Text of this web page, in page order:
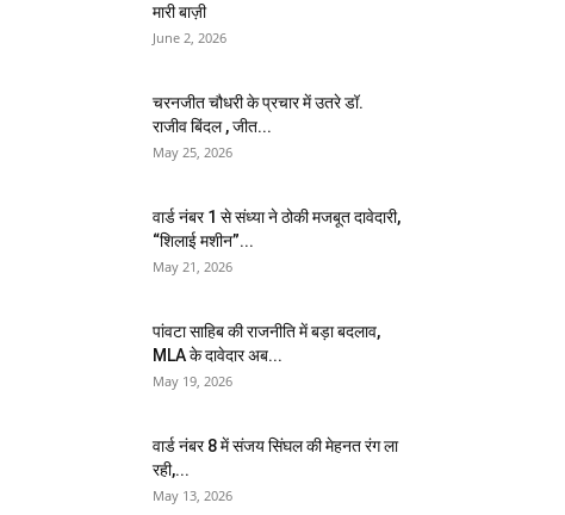
मारी बाज़ी
June 2, 2026
चरनजीत चौधरी के प्रचार में उतरे डॉ.
राजीव बिंदल , जीत...
May 25, 2026
वार्ड नंबर 1 से संध्या ने ठोकी मजबूत दावेदारी,
“शिलाई मशीन”...
May 21, 2026
पांवटा साहिब की राजनीति में बड़ा बदलाव,
MLA के दावेदार अब...
May 19, 2026
वार्ड नंबर 8 में संजय सिंघल की मेहनत रंग ला
रही,...
May 13, 2026